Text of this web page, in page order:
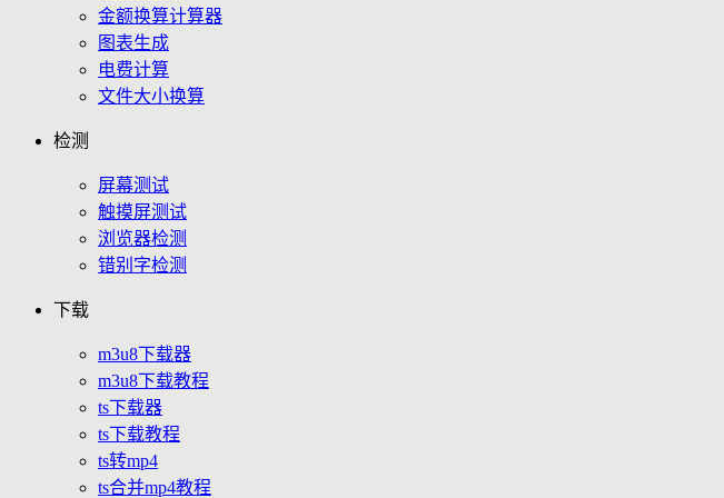
金额换算计算器
图表生成
电费计算
文件大小换算
检测
屏幕测试
触摸屏测试
浏览器检测
错别字检测
下载
m3u8下载器
m3u8下载教程
ts下载器
ts下载教程
ts转mp4
ts合并mp4教程